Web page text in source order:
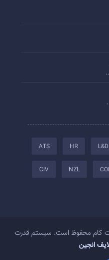
L&D
HR
ATS
NZL
CIV
کام محفوظ است. سیستم قدرت
انجین